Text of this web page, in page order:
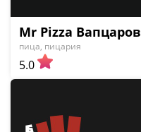
Mr Pizza Вапцаров
пица, пицария
5.0